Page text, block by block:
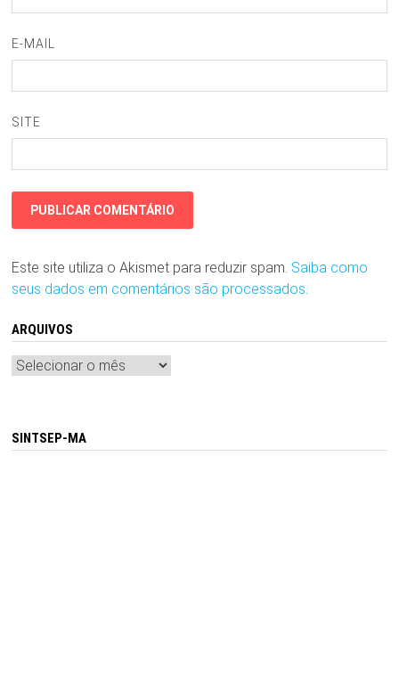
E-MAIL
SITE
Este site utiliza o Akismet para reduzir spam. Saiba como
seus dados em comentários são processados
ARQUIVOS
Arquivos
SINTSEP-MA